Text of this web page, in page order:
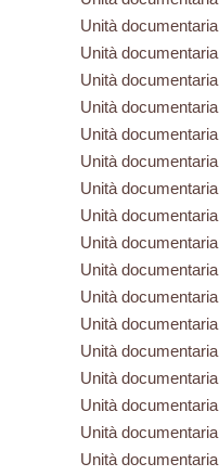
Unità documentaria
Unità documentaria
Unità documentaria
Unità documentaria
Unità documentaria
Unità documentaria
Unità documentaria
Unità documentaria
Unità documentaria
Unità documentaria
Unità documentaria
Unità documentaria
Unità documentaria
Unità documentaria
Unità documentaria
Unità documentaria
Unità documentaria